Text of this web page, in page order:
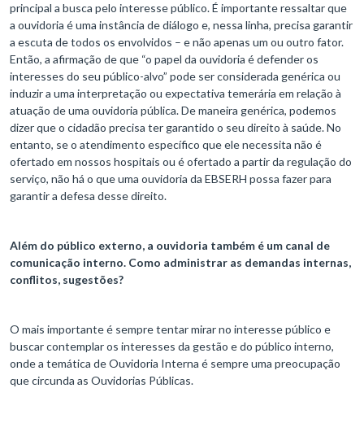
principal a busca pelo interesse público. É importante ressaltar que
a ouvidoria é uma instância de diálogo e, nessa linha, precisa garantir
a escuta de todos os envolvidos – e não apenas um ou outro fator.
Então, a afirmação de que “o papel da ouvidoria é defender os
interesses do seu público-alvo” pode ser considerada genérica ou
induzir a uma interpretação ou expectativa temerária em relação à
atuação de uma ouvidoria pública. De maneira genérica, podemos
dizer que o cidadão precisa ter garantido o seu direito à saúde. No
entanto, se o atendimento específico que ele necessita não é
ofertado em nossos hospitais ou é ofertado a partir da regulação do
serviço, não há o que uma ouvidoria da EBSERH possa fazer para
garantir a defesa desse direito.
Além do público externo, a ouvidoria também é um canal de
comunicação interno. Como administrar as demandas internas,
conflitos, sugestões?
O mais importante é sempre tentar mirar no interesse público e
buscar contemplar os interesses da gestão e do público interno,
onde a temática de Ouvidoria Interna é sempre uma preocupação
que circunda as Ouvidorias Públicas.